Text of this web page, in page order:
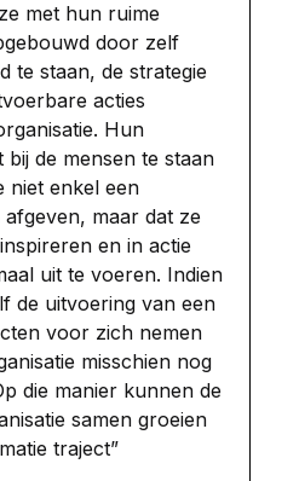
met hun ruime
door zelf
te staan, de strategie
acties
Hun
de mensen te staan
niet enkel een
maar dat ze
en in actie
uit te voeren. Indien
de uitvoering van een
voor zich nemen
misschien nog
die manier kunnen de
samen groeien
traject”